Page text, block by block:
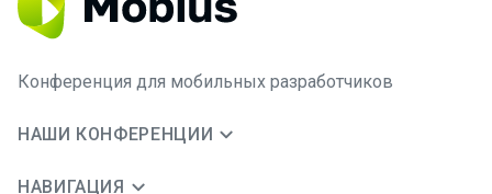
Конференция для мобильных разработчиков
НАШИ КОНФЕРЕНЦИИ
НАВИГАЦИЯ